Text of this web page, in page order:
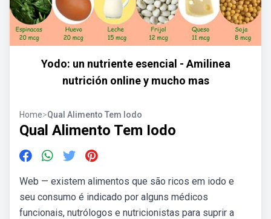
Yodo: un nutriente esencial - Amilinea
nutrición online y mucho mas
Home>Qual Alimento Tem Iodo
Qual Alimento Tem Iodo
Web — existem alimentos que são ricos em iodo e
seu consumo é indicado por alguns médicos
funcionais, nutrólogos e nutricionistas para suprir a